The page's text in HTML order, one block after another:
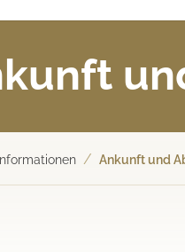
Informationen / Ankunft und